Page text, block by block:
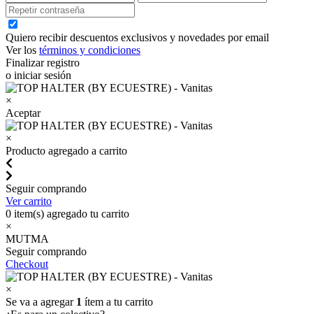
Quiero recibir descuentos exclusivos y novedades por email
Ver los términos y condiciones
Finalizar registro
o iniciar sesión
×
Aceptar
×
Producto agregado a carrito
Seguir comprando
Ver carrito
0 item(s) agregado tu carrito
×
MUTMA
Seguir comprando
Checkout
×
Se va a agregar 1 ítem a tu carrito